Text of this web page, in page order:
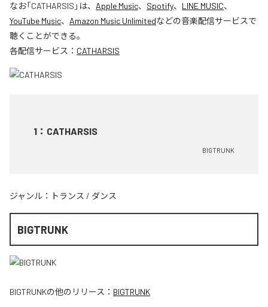
なお「CATHARSIS 」は、 Apple Music、 Spotify、 LINE MUSIC、
YouTube Music、 Amazon Music Unlimitedなどの音楽配信サービスで
聴くことができる。
各配信サービス： CATHARSIS
1 ： CATHARSIS
BIGTRUNK
ジャンル： トランス / ダンス
BIGTRUNK
BIGTRUNKの他のリリース： BIGTRUNK